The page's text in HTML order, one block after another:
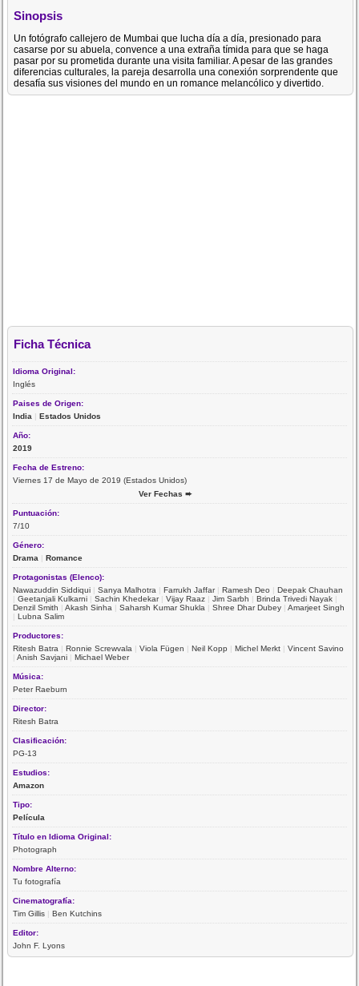
Sinopsis
Un fotógrafo callejero de Mumbai que lucha día a día, presionado para
casarse por su abuela, convence a una extraña tímida para que se haga
pasar por su prometida durante una visita familiar. A pesar de las grandes
diferencias culturales, la pareja desarrolla una conexión sorprendente que
desafía sus visiones del mundo en un romance melancólico y divertido.
Ficha Técnica
Idioma Original:
Inglés
Paises de Origen:
India |Estados Unidos
Año:
2019
Fecha de Estreno:
Viernes 17 de Mayo de 2019 (Estados Unidos)
Ver Fechas ➨
Puntuación:
7/10
Género:
Drama |Romance
Protagonistas (Elenco):
Nawazuddin Siddiqui |Sanya Malhotra |Farrukh Jaffar|Ramesh Deo |Deepak Chauhan
|Geetanjali Kulkarni |Sachin Khedekar|Vijay Raaz |Jim Sarbh |Brinda Trivedi Nayak |
Denzil Smith |Akash Sinha |Saharsh Kumar Shukla |Shree Dhar Dubey |Amarjeet Singh
|Lubna Salim
Productores:
Ritesh Batra |Ronnie Screwvala |Viola Fügen |Neil Kopp |Michel Merkt |Vincent Savino
|Anish Savjani |Michael Weber
Música:
Peter Raeburn
Director:
Ritesh Batra
Clasificación:
PG-13
Estudios:
Amazon
Tipo:
Película
Título en Idioma Original:
Photograph
Nombre Alterno:
Tu fotografía
Cinematografía:
Tim Gillis |Ben Kutchins
Editor:
John F. Lyons